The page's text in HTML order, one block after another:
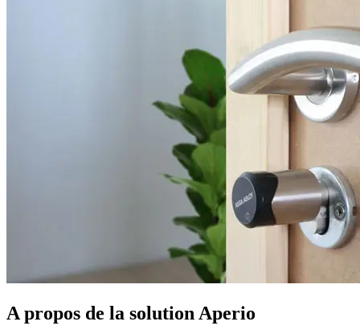
A propos de la solution Aperio